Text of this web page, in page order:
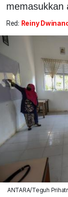
memasukkan
Red: Reiny
ANTARA/Teguh